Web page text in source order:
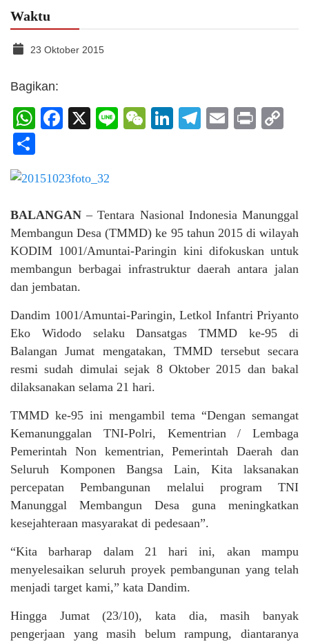
Waktu
23 Oktober 2015
Bagikan:
WhatsApp
Facebook
X LineWeChat
LinkedIn
Telegram
Email
Print
BALANGAN – Tentara Nasional Indonesia Manunggal
Membangun Desa (TMMD) ke 95 tahun 2015 di wilayah
KODIM 1001/Amuntai-Paringin kini difokuskan untuk
membangun berbagai infrastruktur daerah antara jalan
dan jembatan.
Dandim 1001/Amuntai-Paringin, Letkol Infantri Priyanto
Eko Widodo selaku Dansatgas TMMD ke-95 di
Balangan Jumat mengatakan, TMMD tersebut secara
resmi sudah dimulai sejak 8 Oktober 2015 dan bakal
dilaksanakan selama 21 hari.
TMMD ke-95 ini mengambil tema “Dengan semangat
Kemanunggalan TNI-Polri, Kementrian / Lembaga
Pemerintah Non kementrian, Pemerintah Daerah dan
Seluruh Komponen Bangsa Lain, Kita laksanakan
percepatan Pembangunan melalui program TNI
Manunggal Membangun Desa guna meningkatkan
kesejahteraan masyarakat di pedesaan”.
“Kita barharap dalam 21 hari ini, akan mampu
menyelesaikan seluruh proyek pembangunan yang telah
menjadi target kami,” kata Dandim.
Hingga Jumat (23/10), kata dia, masih banyak
pengerjaan yang masih belum rampung, diantaranya